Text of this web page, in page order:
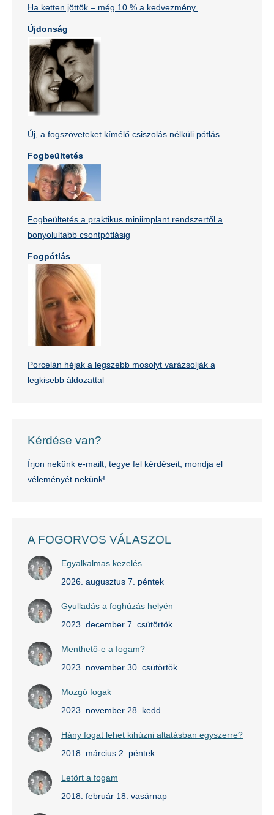
Ha ketten jöttök – még 10 % a kedvezmény.
Újdonság
Új, a fogszöveteket kímélő csiszolás nélküli pótlás
Fogbeültetés
Fogbeültetés a praktikus miniimplant rendszertől a
bonyolultabb csontpótlásig
Fogpótlás
Porcelán héjak a legszebb mosolyt varázsolják a
legkisebb áldozattal
Kérdése van?
Írjon nekünk e-mailt , tegye fel kérdéseit, mondja el
véleményét nekünk!
A FOGORVOS VÁLASZOL
Egyalkalmas kezelés
2026. augusztus 7. péntek
Gyulladás a foghúzás helyén
2023. december 7. csütörtök
Menthető-e a fogam?
2023. november 30. csütörtök
Mozgó fogak
2023. november 28. kedd
Hány fogat lehet kihúzni altatásban egyszerre?
2018. március 2. péntek
Letört a fogam
2018. február 18. vasárnap